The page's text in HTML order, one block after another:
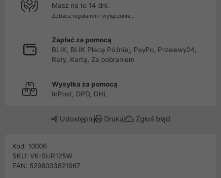
Masz na to 14 dni.
Zobacz regulamin i wyłączenia...
Zapłać za pomocą
BLIK, BLIK Płacę Później, PayPo, Przelewy24,
Raty, Kartą, Za pobraniem
Wysyłka za pomocą
InPost, DPD, DHL
Udostępnij Drukuj Zgłoś błąd
Kod: 10006
SKU: VK-SUR125W
EAN: 5298003821967